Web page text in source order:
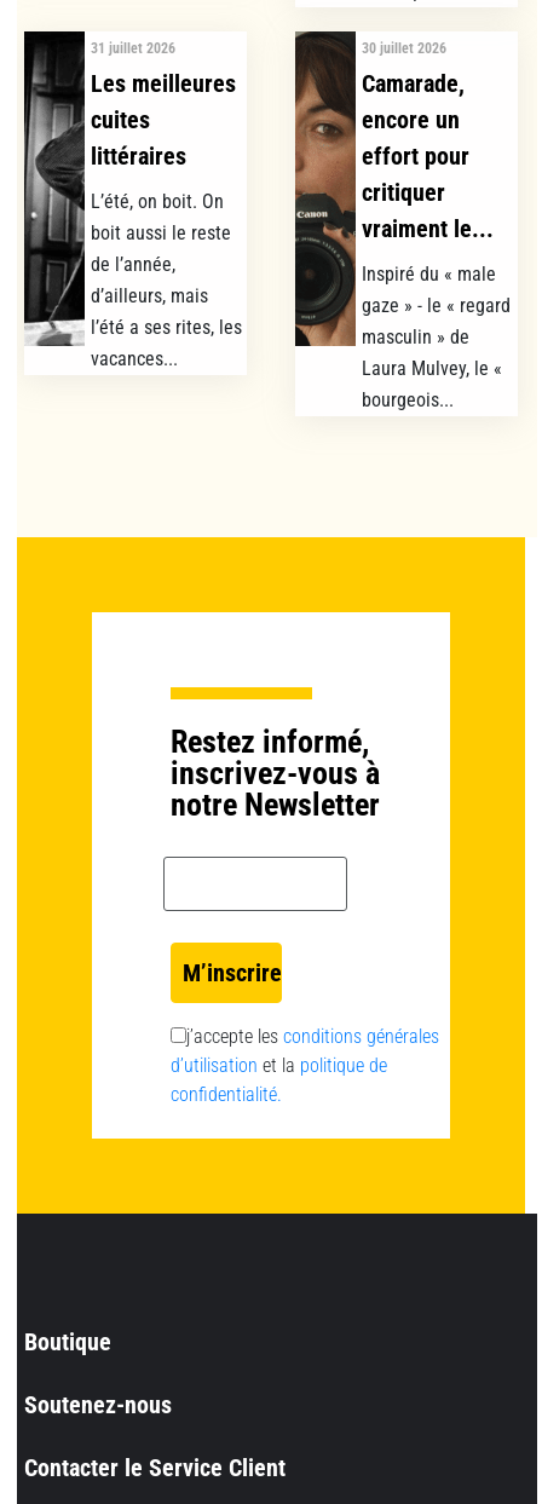
31 juillet 2026
Les meilleures
cuites
littéraires
L’été, on boit. On
boit aussi le reste
de l’année,
d’ailleurs, mais
l’été a ses rites, les
vacances...
30 juillet 2026
Camarade,
encore un
effort pour
critiquer
vraiment le...
Inspiré du « male
gaze » - le « regard
masculin » de
Laura Mulvey, le «
bourgeois...
Restez informé,
inscrivez-vous à
notre Newsletter
j’accepte les conditions générales
d’utilisation et la politique de
confidentialité.
Boutique
Soutenez-nous
Contacter le Service Client